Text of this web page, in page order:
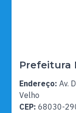
Prefeitura
Endereço: Av.
Velho
CEP: 68030-